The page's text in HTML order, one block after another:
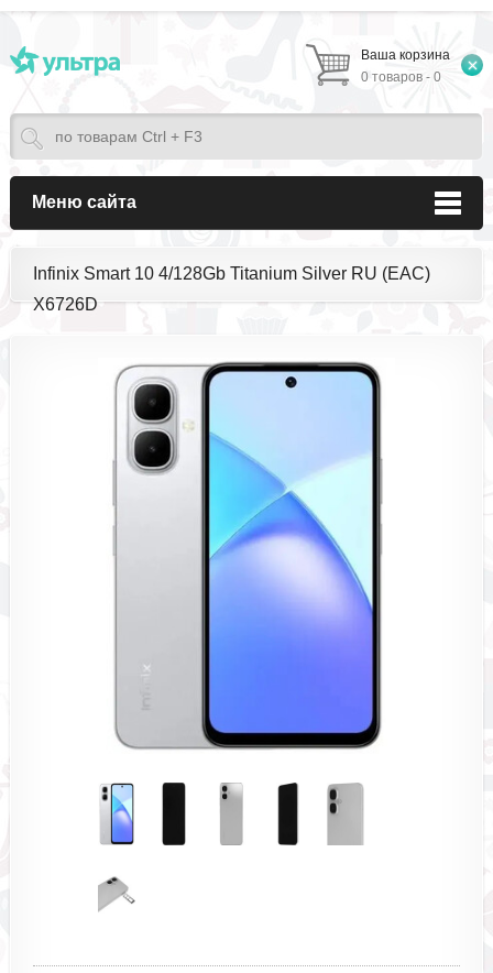
Ваша корзина
0 товаров - 0
Меню сайта
Infinix Smart 10 4/128Gb Titanium Silver RU (EAC)
X6726D